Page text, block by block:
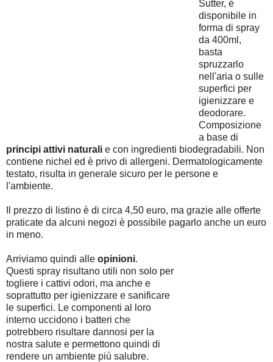
Sutter, è
disponibile in
forma di spray
da 400ml,
basta
spruzzarlo
nell'aria o sulle
superfici per
igienizzare e
deodorare.
Composizione
a base di
principi attivi naturali e con ingredienti biodegradabili. Non
contiene nichel ed è privo di allergeni. Dermatologicamente
testato, risulta in generale sicuro per le persone e
l'ambiente.
Il prezzo di listino è di circa 4,50 euro, ma grazie alle offerte
praticate da alcuni negozi è possibile pagarlo anche un euro
in meno.
Arriviamo quindi alle opinioni.
Questi spray risultano utili non solo per
togliere i cattivi odori, ma anche e
soprattutto per igienizzare e sanificare
le superfici. Le componenti al loro
interno uccidono i batteri che
potrebbero risultare dannosi per la
nostra salute e permettono quindi di
rendere un ambiente più salubre.